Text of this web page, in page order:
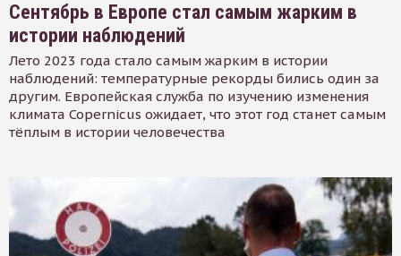
Сентябрь в Европе стал самым жарким в
истории наблюдений
Лето 2023 года стало самым жарким в истории
наблюдений: температурные рекорды бились один за
другим. Европейская служба по изучению изменения
климата Copernicus ожидает, что этот год станет самым
тёплым в истории человечества